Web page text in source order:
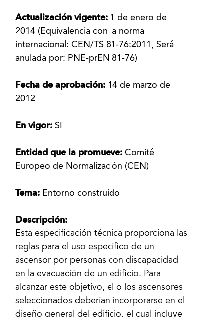
Actualización vigente: 1 de enero de
2014 (Equivalencia con la norma
internacional: CEN/TS 81-76:2011, Será
anulada por: PNE-prEN 81-76)
Fecha de aprobación: 14 de marzo de
2012
En vigor: SI
Entidad que la promueve:Comité
Europeo de Normalización (CEN)
Tema: Entorno construido
Descripción:
Esta especificación técnica proporciona las
reglas para el uso específico de un
ascensor por personas con discapacidad
en la evacuación de un edificio. Para
alcanzar este objetivo, el o los ascensores
seleccionados deberían incorporarse en el
diseño general del edificio, el cual incluye